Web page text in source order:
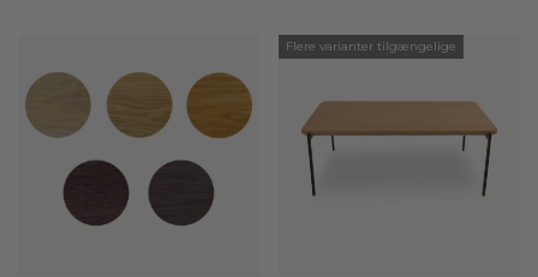
Flere varianter tilgængelige